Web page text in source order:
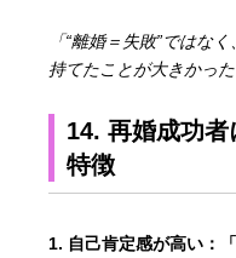
「“離婚＝失敗”ではな
持てたことが大きかった
14. 再婚成功
特徴
自己肯定感が高い：